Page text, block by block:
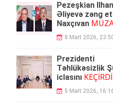
Pezeşkian
Əliyevə zəng
Naxçıvan
OLUNDU
8 Mart 2026,
Prezidenti
Təhlükəsizlik
iclasınıKEÇİRDİ
5 Mart 2026,